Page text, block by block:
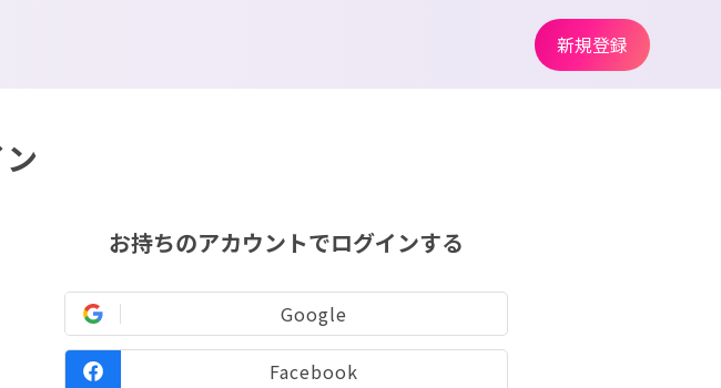
お持ちのアカウントでログインする
Google
Facebook
新規登録